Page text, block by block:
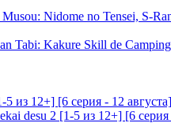
Nidome no Tensei, S-
Tabi: Kakure Skill de
из 12+] [6 серия - 12 августа]
desu 2 [1-5 из 12+] [6 серия